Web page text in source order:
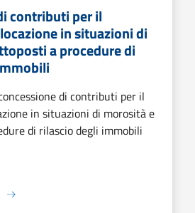
contributi per il
in situazioni di
a procedure di
di contributi per il
in situazioni di morosità e
di rilascio degli immobili